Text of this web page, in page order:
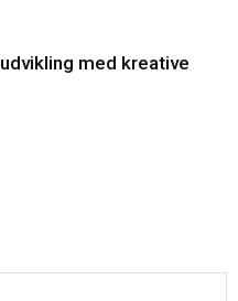
med kreative